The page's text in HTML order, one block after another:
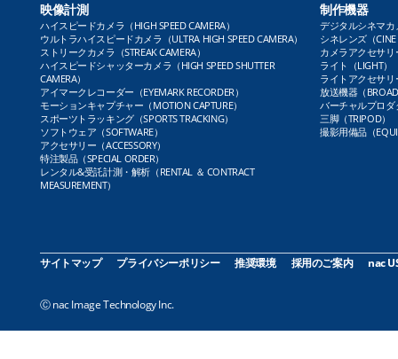
映像計測
ハイスピードカメラ（HIGH SPEED CAMERA）
ウルトラハイスピードカメラ（ULTRA HIGH SPEED CAMERA）
ストリークカメラ（STREAK CAMERA）
ハイスピードシャッターカメラ（HIGH SPEED SHUTTER
CAMERA）
アイマークレコーダー（EYEMARK RECORDER）
モーションキャプチャー（MOTION CAPTURE）
スポーツトラッキング（SPORTS TRACKING）
ソフトウェア（SOFTWARE）
アクセサリー（ACCESSORY）
特注製品（SPECIAL ORDER）
レンタル&受託計測・解析（RENTAL ＆ CONTRACT
MEASUREMENT）
制作機器
デジタルシネマカ
シネレンズ（CINE
カメラアクセサリ
ライト（LIGHT）
ライトアクセサリ
放送機器（
バーチャルプロダ
三脚（TRIPOD）
撮影用備品（
サイトマップ プライバシーポリシー 推奨環境 採用のご案内 nac
Ⓒ nac Image Technology Inc.